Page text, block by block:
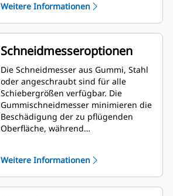
Schäden am Schneeschieber und an
der Maschine. Ein
Gummischneidmesser ohne
Federklappen ist in den Größen 2,6 m
(8'), 3,2 m (10') und 3,8 m (12')
verfügbar und passt zu allen
Modellen mit Kompaktlader-
Wechseleinrichtung.
Weitere Informationen
Schneidmesseroptionen
Die Schneidmesser aus Gummi, Stahl
oder angeschraubt sind für alle
Schiebergrößen verfügbar. Die
Gummischneidmesser minimieren die
Beschädigung der zu pflügenden
Oberfläche, während
Weitere Informationen